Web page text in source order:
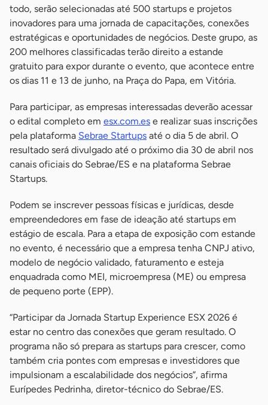
todo, serão selecionadas até 500 startups e projetos
inovadores para uma jornada de capacitações, conexões
estratégicas e oportunidades de negócios. Deste grupo, as
200 melhores classificadas terão direito a estande
gratuito para expor durante o evento, que acontece entre
os dias 11 e 13 de junho, na Praça do Papa, em Vitória.
Para participar, as empresas interessadas deverão acessar
o edital completo em esx.com.es e realizar suas inscrições
pela plataforma Sebrae Startups até o dia 5 de abril. O
resultado será divulgado até o próximo dia 30 de abril nos
canais oficiais do Sebrae/ES e na plataforma Sebrae
Startups.
Podem se inscrever pessoas físicas e jurídicas, desde
empreendedores em fase de ideação até startups em
estágio de escala. Para a etapa de exposição com estande
no evento, é necessário que a empresa tenha CNPJ ativo,
modelo de negócio validado, faturamento e esteja
enquadrada como MEI, microempresa (ME) ou empresa
de pequeno porte (EPP).
“Participar da Jornada Startup Experience ESX 2026 é
estar no centro das conexões que geram resultado. O
programa não só prepara as startups para crescer, como
também cria pontes com empresas e investidores que
impulsionam a escalabilidade dos negócios”, afirma
Eurípedes Pedrinha, diretor-técnico do Sebrae/ES.